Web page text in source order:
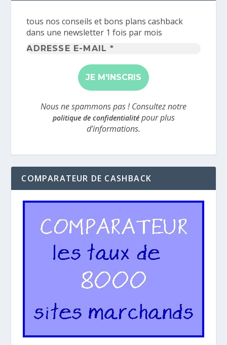
tous nos conseils et bons plans cashback
dans une newsletter 1 fois par mois
Adresse
mail
*
Nous ne spammons pas ! Consultez notre
politique de confidentialitépour plus
d’informations.
COMPARATEUR DE CASHBACK